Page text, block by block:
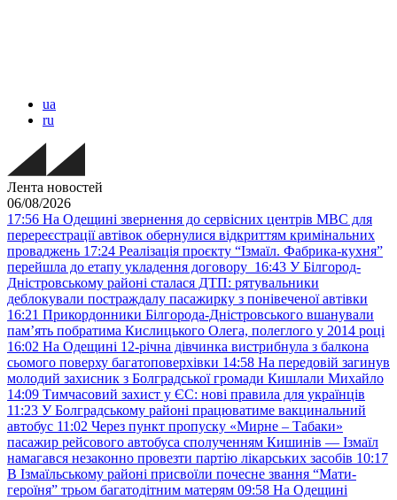
ua
ru
Лента новостей
06/08/2026
17:56 На Одещині звернення до сервісних центрів МВС для
перереєстрації автівок обернулися відкриттям кримінальних
проваджень 17:24 Реалізація проєкту “Ізмаїл. Фабрика-кухня”
перейшла до етапу укладення договору 16:43 У Білгород-
Дністровському районі сталася ДТП: рятувальники
деблокували постраждалу пасажирку з понівеченої автівки
16:21 Прикордонники Білгорода-Дністровського вшанували
пам’ять побратима Кислицького Олега, полеглого у 2014 році
16:02 На Одещині 12-річна дівчинка вистрибнула з балкона
сьомого поверху багатоповерхівки 14:58 На передовій загинув
молодий захисник з Болградської громади Кишлали Михайло
14:09 Тимчасовий захист у ЄС: нові правила для українців
11:23 У Болградському районі працюватиме вакцинальний
автобус 11:02 Через пункт пропуску «Мирне – Табаки»
пасажир рейсового автобуса сполученням Кишинів — Ізмаїл
намагався незаконно провезти партію лікарських засобів 10:17
В Ізмаїльському районі присвоїли почесне звання “Мати-
героїня” трьом багатодітним матерям 09:58 На Одещині